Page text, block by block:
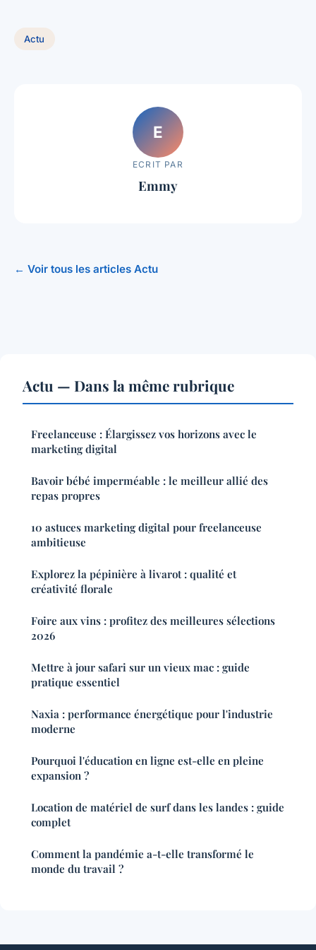
Actu
E
ECRIT PAR
Emmy
← Voir tous les articles Actu
Actu — Dans la même rubrique
Freelanceuse : Élargissez vos horizons avec le
marketing digital
Bavoir bébé imperméable : le meilleur allié des
repas propres
10 astuces marketing digital pour freelanceuse
ambitieuse
Explorez la pépinière à livarot : qualité et
créativité florale
Foire aux vins : profitez des meilleures sélections
2026
Mettre à jour safari sur un vieux mac : guide
pratique essentiel
Naxia : performance énergétique pour l'industrie
moderne
Pourquoi l'éducation en ligne est-elle en pleine
expansion ?
Location de matériel de surf dans les landes : guide
complet
Comment la pandémie a-t-elle transformé le
monde du travail ?